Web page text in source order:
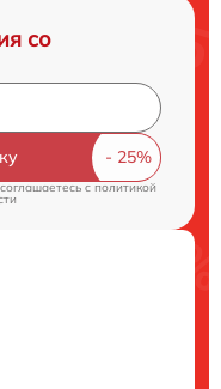
со
cполитикой